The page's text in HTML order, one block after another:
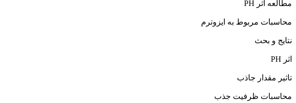
مطالعه اثر PH
محاسبات مربوط به ایزوترم
نتایج و بحث
اثر PH
تاثیر مقدار جاذب
محاسبات ظرفیت جذب